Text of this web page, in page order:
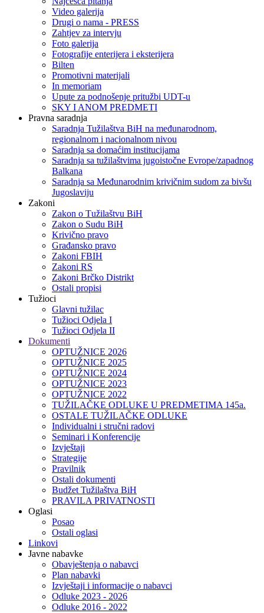
Video galerija
Drugi o nama - PRESS
Zahtjev za intervju
Foto galerija
Fotografije enterijera i eksterijera
Bilten
Promotivni materijali
In memoriam
Upute za podnošenje pritužbi UDT-u
SKY I ANOM PREDMETI
Pravna saradnja
Saradnja Tužilaštva BiH na međunarodnom,
regionalnom i nacionalnom nivou
Saradnja sa domaćim institucijama
Saradnja sa tužilaštvima jugoistočne Evrope/zapadnog
Balkana
Saradnja sa Međunarodnim krivičnim sudom za bivšu
Jugoslaviju
Zakoni
Zakon o Тužilaštvu BiH
Zakon o Sudu BiH
Krivično pravo
Građansko pravo
Zakoni FBIH
Zakoni RS
Zakoni Brčko Distrikt
Ostali propisi
Tužioci
Glavni tužilac
Tužioci Odjela I
Tužioci Odjela II
Dokumenti
OPTUŽNICE 2026
OPTUŽNICE 2025
OPTUŽNICE 2024
OPTUŽNICE 2023
OPTUŽNICE 2022
TUŽILAČKE ODLUKE U PREDMETIMA 145a.
OSTALE TUŽILAČKE ODLUKE
Individualni i stručni radovi
Seminari i Konferencije
Izvještaji
Strategije
Pravilnik
Ostali dokumenti
Budžet Tužilaštva BiH
PRAVILA PRIVATNOSTI
Oglasi
Posao
Ostali oglasi
Linkovi
Javne nabavke
Obavještenja o nabavci
Plan nabavki
Izvještaji i informacije o nabavci
Odluke 2023 - 2026
Odluke 2016 - 2022